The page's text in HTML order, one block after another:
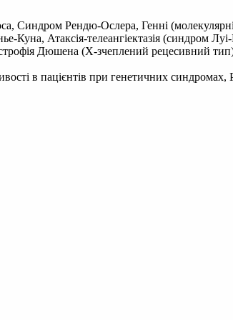
Синдром Рендю-Ослера, Генні
Атаксія-телеангіектазія (синдром
Дюшена (Х-зчеплений рецесивний
в пацієнтів при генетичних